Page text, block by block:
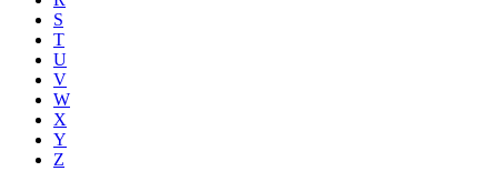
S
T
U
V
W
X
Y
Z